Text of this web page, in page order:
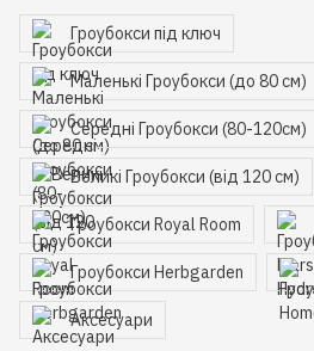
Гроубокси під ключ
Маленькі Гроубокси (до 80 см)
Середні Гроубокси (80-120см)
Великі Гроубокси (від 120 см)
Гроубокси Royal Room
Гроубокси Herbgarden
Аксесуари